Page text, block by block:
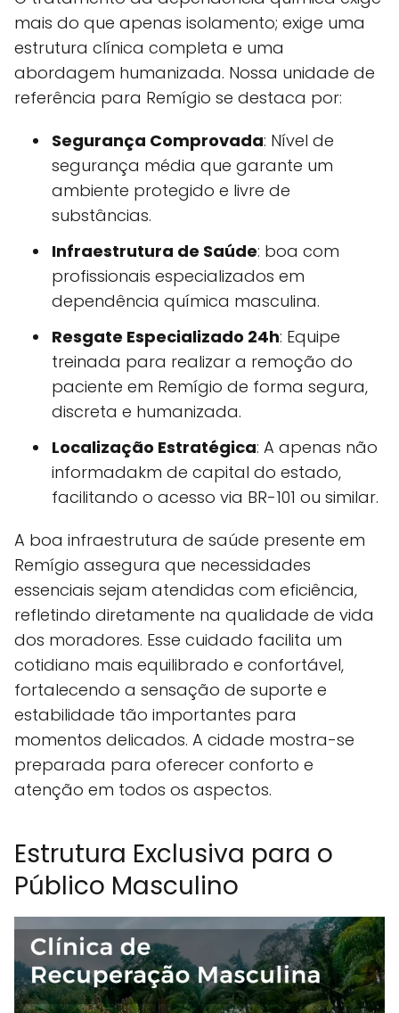
mais do que apenas isolamento; exige uma
estrutura clínica completa e uma
abordagem humanizada. Nossa unidade de
referência para Remígio se destaca por:
Segurança Comprovada: Nível de
segurança média que garante um
ambiente protegido e livre de
substâncias.
Infraestrutura de Saúde: boa com
profissionais especializados em
dependência química masculina.
Resgate Especializado 24h: Equipe
treinada para realizar a remoção do
paciente em Remígio de forma segura,
discreta e humanizada.
Localização Estratégica: A apenas não
informadakm de capital do estado,
facilitando o acesso via BR-101 ou similar.
A boa infraestrutura de saúde presente em
Remígio assegura que necessidades
essenciais sejam atendidas com eficiência,
refletindo diretamente na qualidade de vida
dos moradores. Esse cuidado facilita um
cotidiano mais equilibrado e confortável,
fortalecendo a sensação de suporte e
estabilidade tão importantes para
momentos delicados. A cidade mostra-se
preparada para oferecer conforto e
atenção em todos os aspectos.
Estrutura Exclusiva para o
Público Masculino